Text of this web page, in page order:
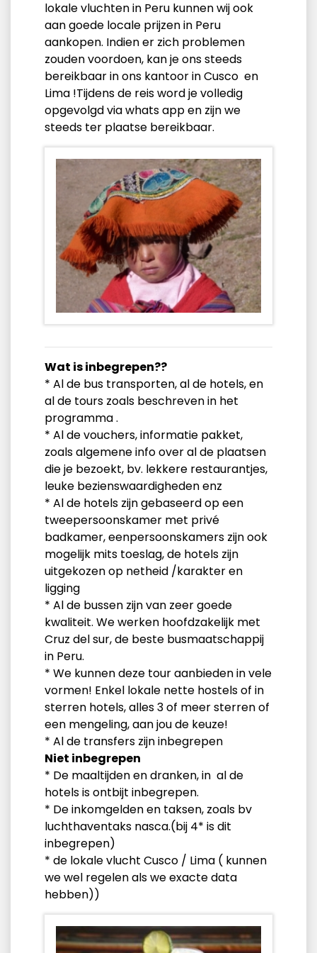
lokale vluchten in Peru kunnen wij ook
aan goede locale prijzen in Peru
aankopen. Indien er zich problemen
zouden voordoen, kan je ons steeds
bereikbaar in ons kantoor in Cusco en
Lima !Tijdens de reis word je volledig
opgevolgd via whats app en zijn we
steeds ter plaatse bereikbaar.
Wat is inbegrepen??
* Al de bus transporten, al de hotels, en
al de tours zoals beschreven in het
programma .
* Al de vouchers, informatie pakket,
zoals algemene info over al de plaatsen
die je bezoekt, bv. lekkere restaurantjes,
leuke bezienswaardigheden enz
* Al de hotels zijn gebaseerd op een
tweepersoonskamer met privé
badkamer, eenpersoonskamers zijn ook
mogelijk mits toeslag, de hotels zijn
uitgekozen op netheid /karakter en
ligging
* Al de bussen zijn van zeer goede
kwaliteit. We werken hoofdzakelijk met
Cruz del sur, de beste busmaatschappij
in Peru.
* We kunnen deze tour aanbieden in vele
vormen! Enkel lokale nette hostels of in
sterren hotels, alles 3 of meer sterren of
een mengeling, aan jou de keuze!
* Al de transfers zijn inbegrepen
Niet inbegrepen
* De maaltijden en dranken, in al de
hotels is ontbijt inbegrepen.
* De inkomgelden en taksen, zoals bv
luchthaventaks nasca.(bij 4* is dit
inbegrepen)
* de lokale vlucht Cusco / Lima ( kunnen
we wel regelen als we exacte data
hebben))